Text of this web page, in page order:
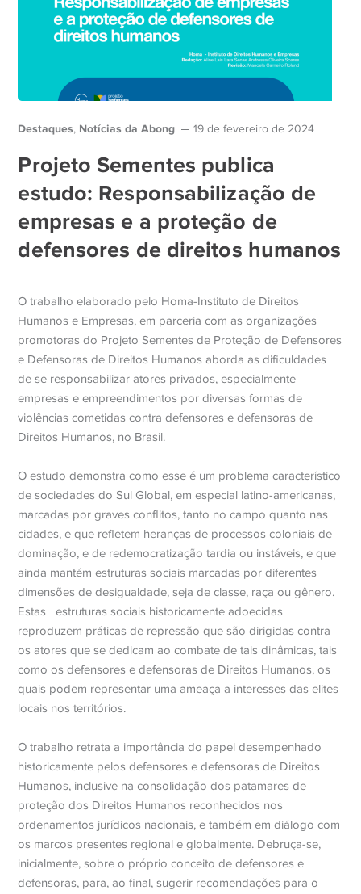
Destaques, Notícias da Abong 19 de fevereiro de 2024
Projeto Sementes publica
estudo: Responsabilização de
empresas e a proteção de
defensores de direitos humanos
O trabalho elaborado pelo Homa-Instituto de Direitos
Humanos e Empresas, em parceria com as organizações
promotoras do Projeto Sementes de Proteção de Defensores
e Defensoras de Direitos Humanos aborda as dificuldades
de se responsabilizar atores privados, especialmente
empresas e empreendimentos por diversas formas de
violências cometidas contra defensores e defensoras de
Direitos Humanos, no Brasil.
O estudo demonstra como esse é um problema característico
de sociedades do Sul Global, em especial latino-americanas,
marcadas por graves conflitos, tanto no campo quanto nas
cidades, e que refletem heranças de processos coloniais de
dominação, e de redemocratização tardia ou instáveis, e que
ainda mantém estruturas sociais marcadas por diferentes
dimensões de desigualdade, seja de classe, raça ou gênero.
Estas
estruturas sociais historicamente adoecidas
reproduzem práticas de repressão que são dirigidas contra
os atores que se dedicam ao combate de tais dinâmicas, tais
como os defensores e defensoras de Direitos Humanos, os
quais podem representar uma ameaça a interesses das elites
locais nos territórios.
O trabalho retrata a importância do papel desempenhado
historicamente pelos defensores e defensoras de Direitos
Humanos, inclusive na consolidação dos patamares de
proteção dos Direitos Humanos reconhecidos nos
ordenamentos jurídicos nacionais, e também em diálogo com
os marcos presentes regional e globalmente. Debruça-se,
inicialmente, sobre o próprio conceito de defensores e
defensoras, para, ao final, sugerir recomendações para o